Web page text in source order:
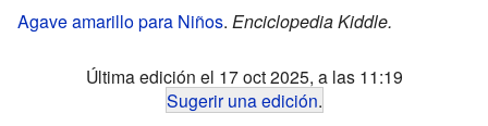
Agave amarillo para Niños. Enciclopedia Kiddle.
Última edición el 17 oct 2025, a las 11:19
Sugerir una edición.